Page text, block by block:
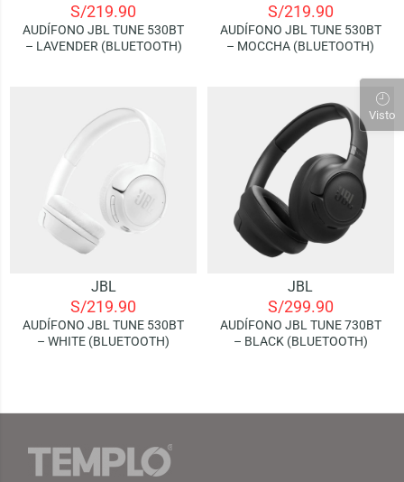
S/219.90
AUDÍFONO JBL TUNE 530BT
– LAVENDER (BLUETOOTH)
S/219.90
AUDÍFONO JBL TUNE 530BT
– MOCCHA (BLUETOOTH)
JBL
S/219.90
AUDÍFONO JBL TUNE 530BT
– WHITE (BLUETOOTH)
JBL
S/299.90
AUDÍFONO JBL TUNE 730BT
– BLACK (BLUETOOTH)
Visto